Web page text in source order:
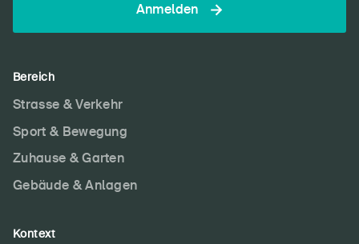
Anmelden
Bereich
Strasse & Verkehr
Sport & Bewegung
Zuhause & Garten
Gebäude & Anlagen
Kontext